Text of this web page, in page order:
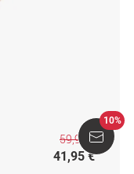
59,95 €
41,95 €
10%